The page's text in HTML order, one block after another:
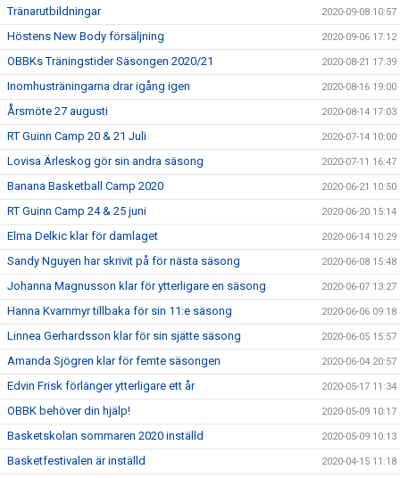
Tränarutbildningar 2020-09-08 10:57
Höstens New Body försäljning 2020-09-06 17:12
OBBKs Träningstider Säsongen 2020/21 2020-08-21 17:39
Inomhusträningarna drar igång igen 2020-08-16 19:00
Årsmöte 27 augusti 2020-08-14 17:03
RT Guinn Camp 20 & 21 Juli 2020-07-14 10:00
Lovisa Ärleskog gör sin andra säsong 2020-07-11 16:47
Banana Basketball Camp 2020 2020-06-21 10:50
RT Guinn Camp 24 & 25 juni 2020-06-20 15:14
Elma Delkic klar för damlaget 2020-06-14 10:29
Sandy Nguyen har skrivit på för nästa säsong 2020-06-08 15:48
Johanna Magnusson klar för ytterligare en säsong 2020-06-07 13:27
Hanna Kvarnmyr tillbaka för sin 11:e säsong 2020-06-06 09:18
Linnea Gerhardsson klar för sin sjätte säsong 2020-06-05 15:57
Amanda Sjögren klar för femte säsongen 2020-06-04 20:57
Edvin Frisk förlänger ytterligare ett år 2020-05-17 11:34
OBBK behöver din hjälp! 2020-05-09 10:17
Basketskolan sommaren 2020 inställd 2020-05-09 10:13
Basketfestivalen är inställd 2020-04-15 11:18